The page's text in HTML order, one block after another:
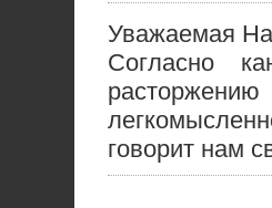
Уважаемая
Согласно
говорит нам